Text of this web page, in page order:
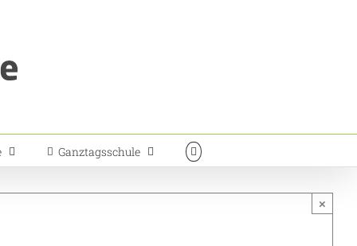
Ganztagsschule
×